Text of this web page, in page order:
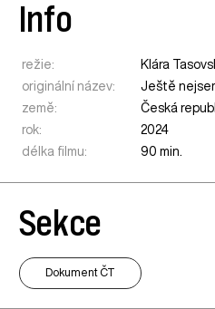
Info
režie:
Klára
originální název:
Ještě
země:
Česká
rok:
2024
délka filmu:
90 min.
Sekce
Dokument ČT